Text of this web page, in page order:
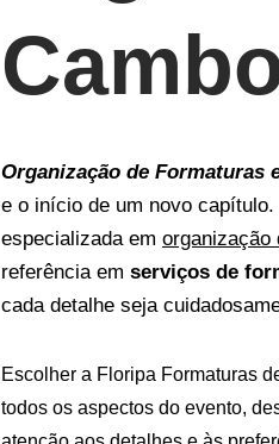
Organização de Formaturas
e o início de um novo
especializada em organização
referência em serviços de
cada detalhe seja
Escolher a Floripa Formaturas
todos os aspectos do evento,